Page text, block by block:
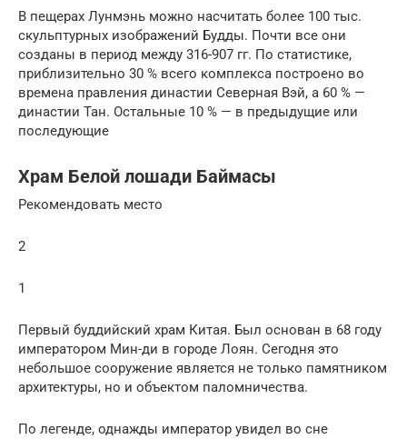
В пещерах Лунмэнь можно насчитать более 100 тыс.
скульптурных изображений Будды. Почти все они
созданы в период между 316-907 гг. По статистике,
приблизительно 30 % всего комплекса построено во
времена правления династии Северная Вэй, а 60 % —
династии Тан. Остальные 10 % — в предыдущие или
последующие
Храм Белой лошади Баймасы
Рекомендовать место
2
1
Первый буддийский храм Китая. Был основан в 68 году
императором Мин-ди в городе Лоян. Сегодня это
небольшое сооружение является не только памятником
архитектуры, но и объектом паломничества.
По легенде, однажды император увидел во сне